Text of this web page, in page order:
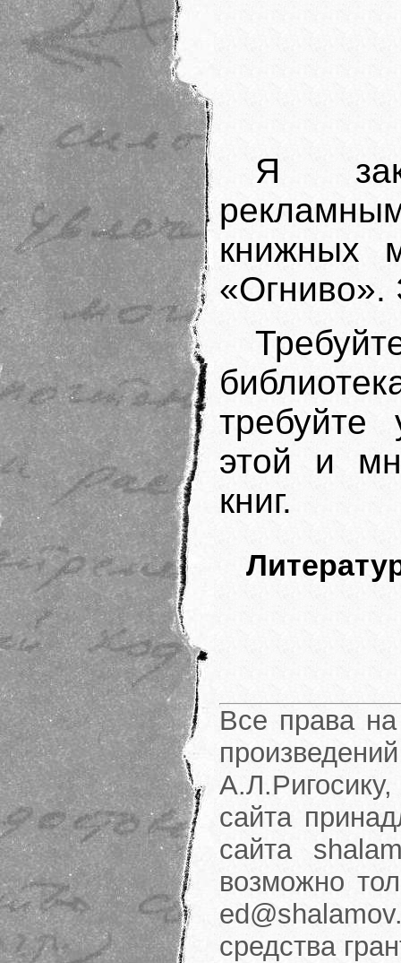
Я
книжных
«Огниво».
требуйте
этой и
книг.
Все права на
сайта
сайта
возможно
средства